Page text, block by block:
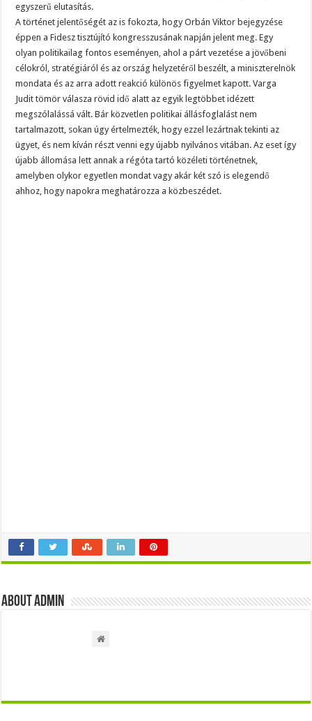
egyszerű elutasítás.
A történet jelentőségét az is fokozta, hogy Orbán Viktor bejegyzése
éppen a Fidesz tisztújító kongresszusának napján jelent meg. Egy
olyan politikailag fontos eseményen, ahol a párt vezetése a jövőbeni
célokról, stratégiáról és az ország helyzetéről beszélt, a miniszterelnök
mondata és az arra adott reakció különös figyelmet kapott. Varga
Judit tömör válasza rövid idő alatt az egyik legtöbbet idézett
megszólalássá vált. Bár közvetlen politikai állásfoglalást nem
tartalmazott, sokan úgy értelmezték, hogy ezzel lezártnak tekinti az
ügyet, és nem kíván részt venni egy újabb nyilvános vitában. Az eset így
újabb állomása lett annak a régóta tartó közéleti történetnek,
amelyben olykor egyetlen mondat vagy akár két szó is elegendő
ahhoz, hogy napokra meghatározza a közbeszédet.
About admin